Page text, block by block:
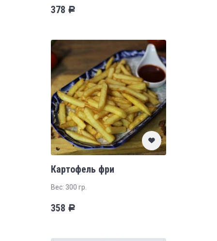
378 Р
Картофель фри
Вес: 300 гр.
358 Р